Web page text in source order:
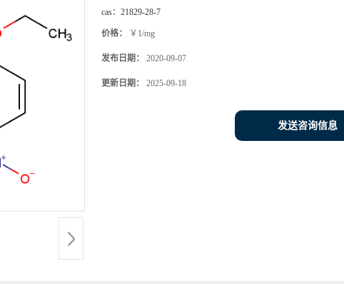
cas： 21829-28-7
价格： ￥1/mg
发布日期： 2020-09-07
更新日期： 2025-09-18
发送咨询信息